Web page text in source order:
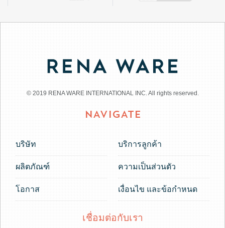
© 2019 RENA WARE INTERNATIONAL INC. All rights reserved.
NAVIGATE
บริษัท
ผลิตภัณฑ์
โอกาส
บริการลูกค้า
ความเป็นส่วนตัว
เงื่อนไข และข้อกำหนด
เชื่อมต่อกับเรา